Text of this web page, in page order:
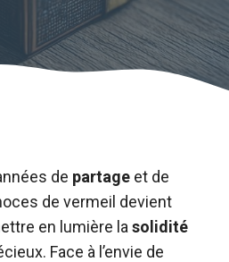
de partage et de
de vermeil devient
en lumière la solidité
Face à l’envie de